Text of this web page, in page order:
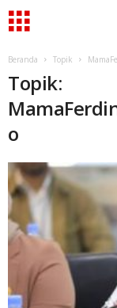
Beranda Topik
Topik:
o